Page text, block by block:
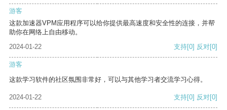
游客
这款加速器VPM应用程序可以给你提供最高速度和安全性的连接，并帮
助你在网络上自由移动。
2024-01-22
支持[0] 反对[0]
游客
这款学习软件的社区氛围非常好，可以与其他学习者交流学习心得。
2024-01-22 支持[0] 反对[0]